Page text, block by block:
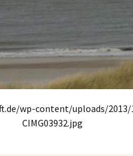
wp-content/uploads/2013/
CIMG03932.jpg